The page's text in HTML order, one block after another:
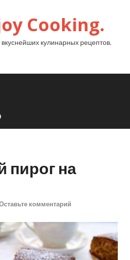
Cooking.
кулинарных рецептов.
на
комментарий